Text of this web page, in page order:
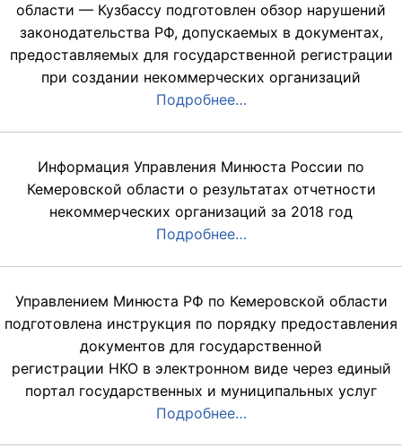
области — Кузбассу подготовлен обзор нарушений
законодательства РФ, допускаемых в документах,
предоставляемых для государственной регистрации
при создании некоммерческих организаций
Подробнее…
Информация Управления Минюста России по
Кемеровской области о результатах отчетности
некоммерческих организаций за 2018 год
Подробнее…
Управлением Минюста РФ по Кемеровской области
подготовлена инструкция по порядку предоставления
документов для государственной
регистрации НКО в электронном виде через единый
портал государственных и муниципальных услуг
Подробнее…